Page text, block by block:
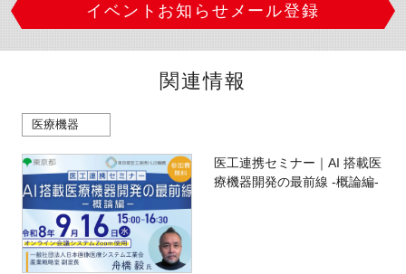
イベントお知らせメール登録
関連情報
医療機器
医工連携セミナー｜AI 搭載医
療機器開発の最前線 -概論編-